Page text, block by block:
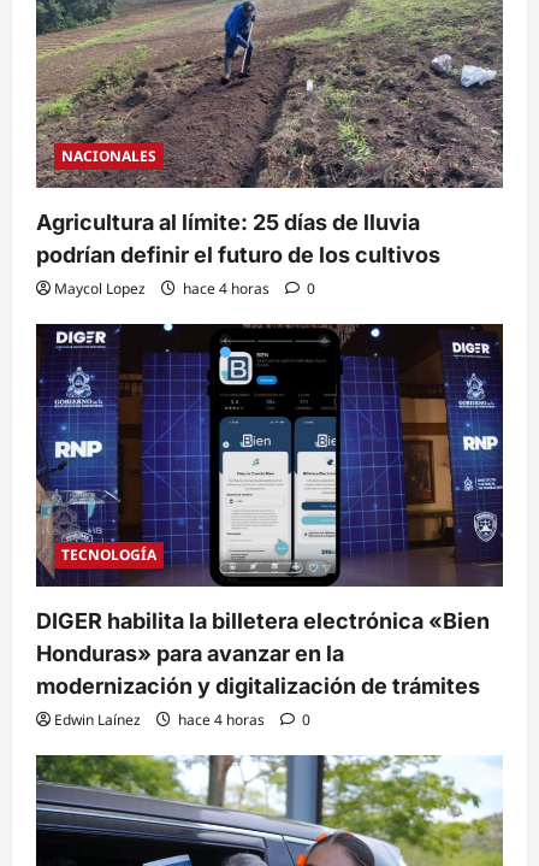
NACIONALES
Agricultura al límite: 25 días de lluvia
podrían definir el futuro de los cultivos
Maycol Lopez hace 4 horas 0
TECNOLOGÍA
DIGER habilita la billetera electrónica «Bien
Honduras» para avanzar en la
modernización y digitalización de trámites
Edwin Laínez hace 4 horas 0